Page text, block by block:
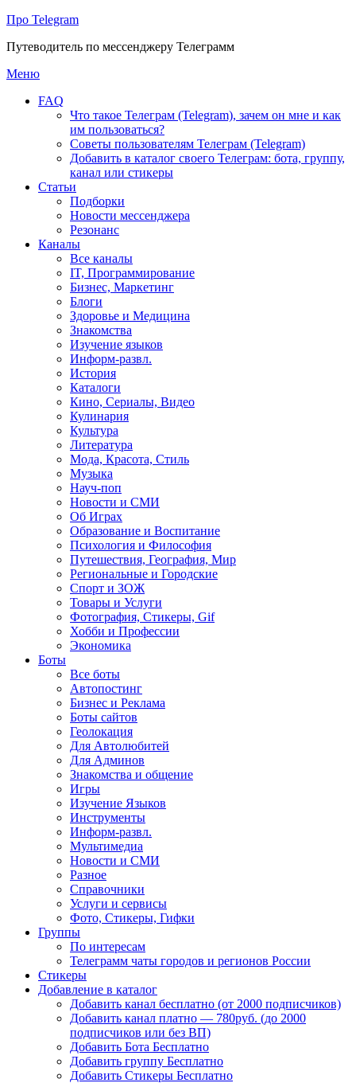
Про Telegram
Путеводитель по мессенджеру Телеграмм
Перейти
содержимому
Меню
FAQ
Что такое Телеграм (Telegram), зачем он мне и как
им пользоваться?
Советы пользователям Телеграм (Telegram)
Добавить в каталог своего Телеграм: бота, группу,
канал или стикеры
Статьи
Подборки
Новости мессенджера
Резонанс
Каналы
Все каналы
IT, Программирование
Бизнес, Маркетинг
Блоги
Здоровье и Медицина
Знакомства
Изучение языков
Информ-развл.
История
Каталоги
Кино, Сериалы, Видео
Кулинария
Культура
Литература
Мода, Красота, Стиль
Музыка
Науч-поп
Новости и СМИ
Об Играх
Образование и Воспитание
Психология и Философия
Путешествия, География, Мир
Региональные и Городские
Спорт и ЗОЖ
Товары и Услуги
Фотография, Стикеры, Gif
Хобби и Профессии
Экономика
Боты
Все боты
Автопостинг
Бизнес и Реклама
Боты сайтов
Геолокация
Для Автолюбитей
Для Админов
Знакомства и общение
Игры
Изучение Языков
Инструменты
Информ-развл.
Мультимедиа
Новости и СМИ
Разное
Справочники
Услуги и сервисы
Фото, Стикеры, Гифки
Группы
По интересам
Телеграмм чаты городов и регионов России
Стикеры
Добавление в каталог
Добавить канал бесплатно (от 2000 подписчиков)
Добавить канал платно — 780руб. (до 2000
подписчиков или без ВП)
Добавить Бота Бесплатно
Добавить группу Бесплатно
Добавить Стикеры Бесплатно